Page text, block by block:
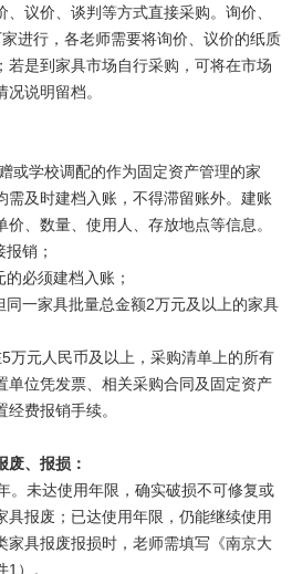
议价、谈判等方式直接采购。询价、
进行，各老师需要将询价、议价的纸质
若是到家具市场自行采购，可将在市场
说明留档。
学校调配的作为固定资产管理的家
需及时建档入账，不得滞留账外。建账
、数量、使用人、存放地点等信息。
销；
必须建档入账；
一家具批量总金额2万元及以上的家具
万元人民币及以上，采购清单上的所有
单位凭发票、相关采购合同及固定资产
费报销手续。
废、报损：
。未达使用年限，确实破损不可修复或
具报废；已达使用年限，仍能继续使用
家具报废报损时，老师需填写《南京大
）。